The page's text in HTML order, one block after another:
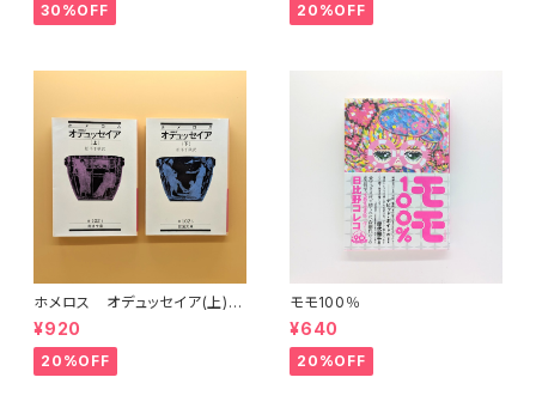
30%OFF 20%OFF
ホメロス オデュッセイア(上)
(下) （岩波文庫）
¥920
20%OFF
モモ100％
¥640
20%OFF